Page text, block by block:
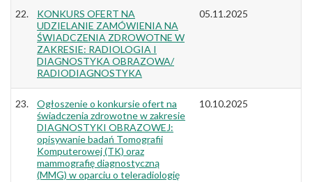
22.
KONKURS OFERT NA
UDZIELANIE ZAMÓWIENIA NA
ŚWIADCZENIA ZDROWOTNE W
ZAKRESIE: RADIOLOGIA I
DIAGNOSTYKA OBRAZOWA/
RADIODIAGNOSTYKA
05.11.2025
23.
Ogłoszenie o konkursie ofert na
świadczenia zdrowotne w zakresie
DIAGNOSTYKI OBRAZOWEJ:
opisywanie badań Tomografii
Komputerowej (TK) oraz
mammografię diagnostyczną
(MMG) w oparciu o teleradiologię
10.10.2025